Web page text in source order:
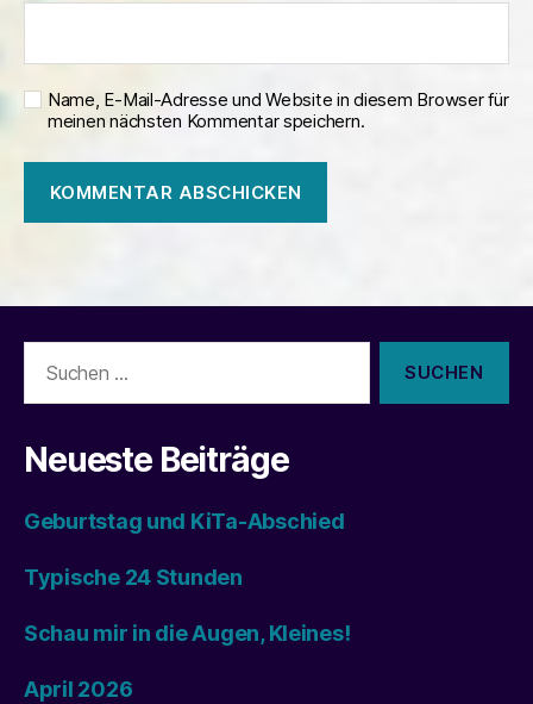
Name, E-Mail-Adresse und Website in diesem Browser für
meinen nächsten Kommentar speichern.
nach:
Neueste Beiträge
Geburtstag und KiTa-Abschied
Typische 24 Stunden
Schau mir in die Augen, Kleines!
April 2026